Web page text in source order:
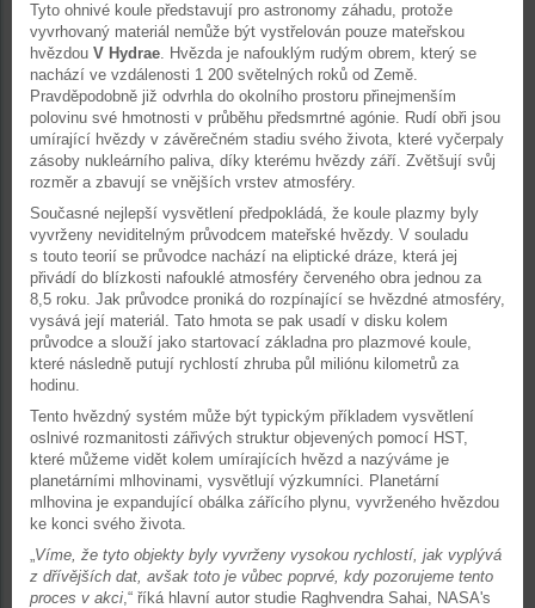
Tyto ohnivé koule představují pro astronomy záhadu, protože
vyvrhovaný materiál nemůže být vystřelován pouze mateřskou
hvězdou V Hydrae. Hvězda je nafouklým rudým obrem, který se
nachází ve vzdálenosti 1 200 světelných roků od Země.
Pravděpodobně již odvrhla do okolního prostoru přinejmenším
polovinu své hmotnosti v průběhu předsmrtné agónie. Rudí obři jsou
umírající hvězdy v závěrečném stadiu svého života, které vyčerpaly
zásoby nukleárního paliva, díky kterému hvězdy září. Zvětšují svůj
rozměr a zbavují se vnějších vrstev atmosféry.
Současné nejlepší vysvětlení předpokládá, že koule plazmy byly
vyvrženy neviditelným průvodcem mateřské hvězdy. V souladu
s touto teorií se průvodce nachází na eliptické dráze, která jej
přivádí do blízkosti nafouklé atmosféry červeného obra jednou za
8,5 roku. Jak průvodce proniká do rozpínající se hvězdné atmosféry,
vysává její materiál. Tato hmota se pak usadí v disku kolem
průvodce a slouží jako startovací základna pro plazmové koule,
které následně putují rychlostí zhruba půl miliónu kilometrů za
hodinu.
Tento hvězdný systém může být typickým příkladem vysvětlení
oslnivé rozmanitosti zářivých struktur objevených pomocí HST,
které můžeme vidět kolem umírajících hvězd a nazýváme je
planetárními mlhovinami, vysvětlují výzkumníci. Planetární
mlhovina je expandující obálka zářícího plynu, vyvrženého hvězdou
ke konci svého života.
„Víme, že tyto objekty byly vyvrženy vysokou rychlostí, jak vyplývá
z dřívějších dat, avšak toto je vůbec poprvé, kdy pozorujeme tento
proces v akci,“ říká hlavní autor studie Raghvendra Sahai, NASA's